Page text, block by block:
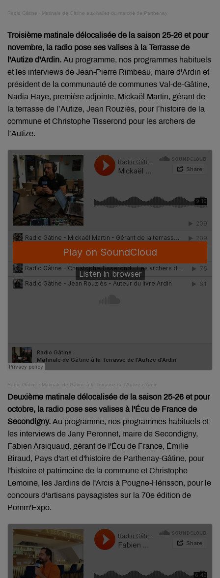
Radio Gâtine Matinale de Gâtine aux halles du marché de Parthenay
Troisième matinale délocalisée de la saison 25-26 et pour
novembre, la radio pose ses valises à la Terrasse de
l'Autize d'Ardin. Au programme, nos programmes habituels
et les interviews de Jean-Pierre Rimbeau, maire d'Ardin et
président de la communauté de communes Val-de-Gâtine,
Nadia Haye, première adjointe, Mickaël Martin, gérant de
la terrasse de l’Autize, Jean Rouziès, pour l’histoire de la
commune et Christophe Tisserond pour les archers de
l’Autize.
Radio Gâtine Matinale de Gâtine à la Terrasse de l'Autize d'Ardin
Deuxième matinale délocalisée de la saison 25-26 et pour
octobre, la radio pose ses valises à l'Écu de France de
Secondigny. Au programme, nos programmes habituels et
les interviews de Jany Peronnet, maire de Secondigny,
Fabien Arsiquaud, gérant de l'Écu de France, Émilie
Biraud, Pays d'art et d'histoire de Parthenay-Gâtine, pour
l'histoire et patrimoine de la commune et Christophe
Lemoine, les Jardins de l'Arcis à Pougne-Hérisson, pour le
concours d'artisans paysagistes sur la 70e édition de
Pomm'Expo.